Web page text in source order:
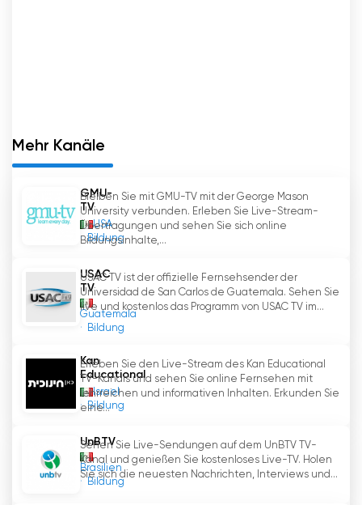
Mehr Kanäle
GMU-
TV
USA
Bildung
Bleiben Sie mit GMU-TV mit der George Mason
University verbunden. Erleben Sie Live-Stream-
Übertragungen und sehen Sie sich online
Bildungsinhalte,...
USAC
TV
Guatemala
Bildung
USAC TV ist der offizielle Fernsehsender der
Universidad de San Carlos de Guatemala. Sehen Sie
live und kostenlos das Programm von USAC TV im...
Kan
Educational
Israel
Bildung
Erleben Sie den Live-Stream des Kan Educational
TV-Kanals und sehen Sie online Fernsehen mit
lehrreichen und informativen Inhalten. Erkunden Sie
eine...
UnBTV
Brasilien
Bildung
Sehen Sie Live-Sendungen auf dem UnBTV TV-
Kanal und genießen Sie kostenloses Live-TV. Holen
Sie sich die neuesten Nachrichten, Interviews und...